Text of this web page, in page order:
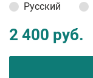
Русский
2 400 руб.